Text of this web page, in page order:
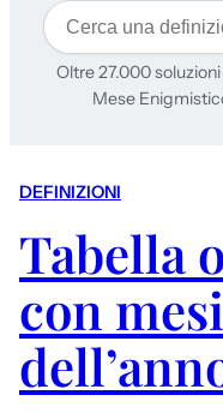
Cerca
Oltre 27.000
Mese
DEFINIZIONI
Tabella
con